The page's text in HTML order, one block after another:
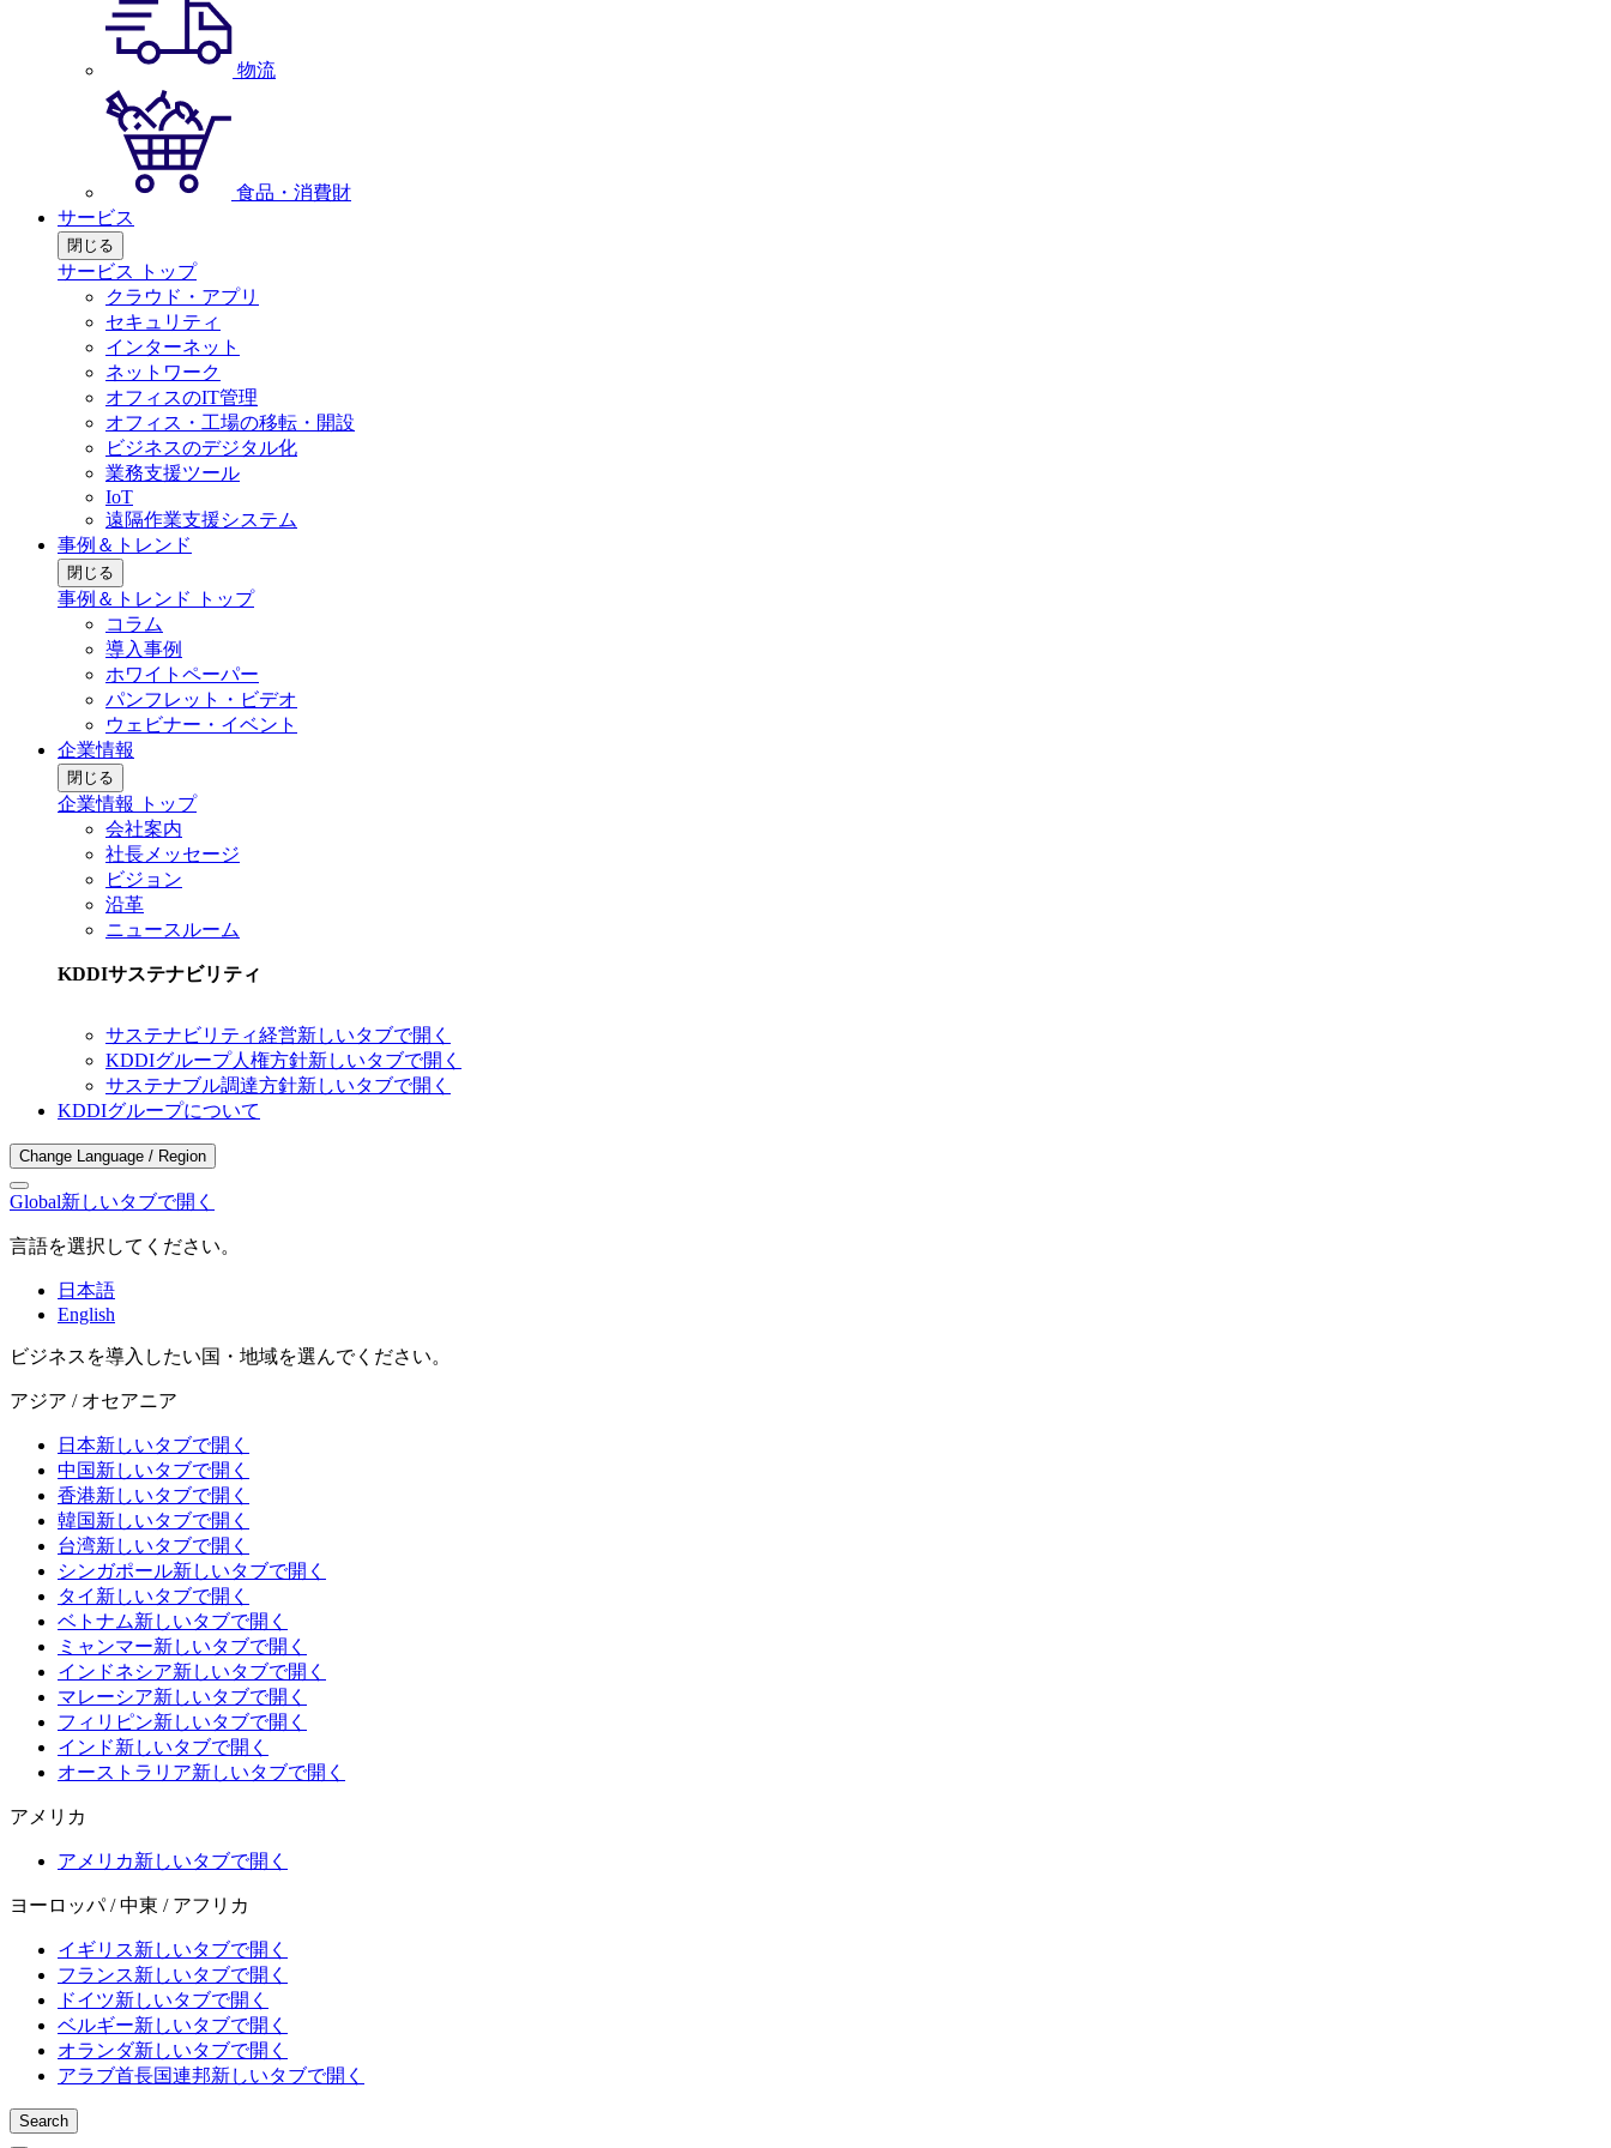
物流
食品・消費財
サービス
閉じる
サービス トップ
クラウド・アプリ
セキュリティ
インターネット
ネットワーク
オフィスのIT管理
オフィス・工場の移転・開設
ビジネスのデジタル化
業務支援ツール
IoT
遠隔作業支援システム
事例＆トレンド
閉じる
事例＆トレンド トップ
コラム
導入事例
ホワイトペーパー
パンフレット・ビデオ
ウェビナー・イベント
企業情報
閉じる
企業情報 トップ
会社案内
社長メッセージ
ビジョン
沿革
ニュースルーム
KDDIサステナビリティ
サステナビリティ経営新しいタブで開く
KDDIグループ人権方針新しいタブで開く
サステナブル調達方針新しいタブで開く
KDDIグループについて
Change Language / Region
Global新しいタブで開く
言語を選択してください。
日本語
English
ビジネスを導入したい国・地域を選んでください。
アジア / オセアニア
日本新しいタブで開く
中国新しいタブで開く
香港新しいタブで開く
韓国新しいタブで開く
台湾新しいタブで開く
シンガポール新しいタブで開く
タイ 新しいタブで開く
ベトナム新しいタブで開く
ミャンマー新しいタブで開く
インドネシア新しいタブで開く
マレーシア新しいタブで開く
フィリピン新しいタブで開く
インド新しいタブで開く
オーストラリア新しいタブで開く
アメリカ
アメリカ新しいタブで開く
ヨーロッパ / 中東 / アフリカ
イギリス新しいタブで開く
フランス新しいタブで開く
ドイツ新しいタブで開く
ベルギー新しいタブで開く
オランダ新しいタブで開く
アラブ首長国連邦新しいタブで開く
Search